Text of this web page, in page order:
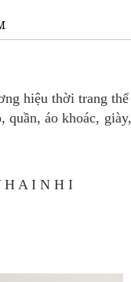
hiệu thời trang
áo khoác,
H A I N H I